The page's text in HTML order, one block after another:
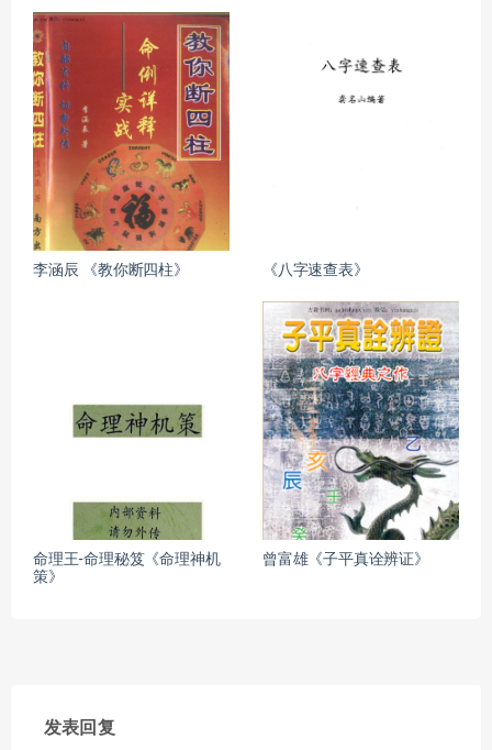
李涵辰 《教你断四柱》 《八字速查表》
命理王-命理秘笈《命理神机
策》
曾富雄《子平真诠辨证》
发表回复